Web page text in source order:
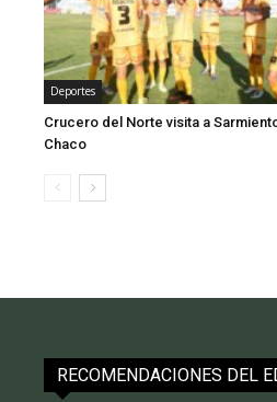
Deportes
Crucero del Norte visita a
Chaco
RECOMENDACIONES DEL